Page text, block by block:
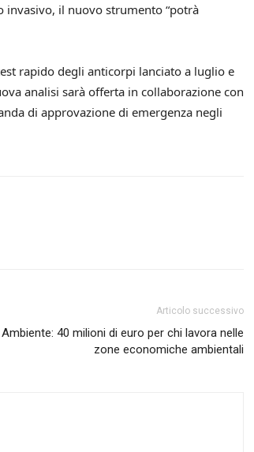
invasivo, il nuovo strumento “potrà
rapido degli anticorpi lanciato a luglio e
analisi sarà offerta in collaborazione con
di approvazione di emergenza negli
Articolo successivo
Ambiente: 40 milioni di euro per chi lavora nelle
zone economiche ambientali